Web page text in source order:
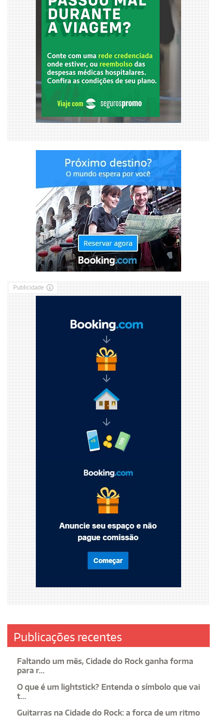
Publicidade
Publicações recentes
Faltando um mês, Cidade do Rock ganha forma
para r...
O que é um lightstick? Entenda o símbolo que vai
t...
Guitarras na Cidade do Rock: a força de um ritmo